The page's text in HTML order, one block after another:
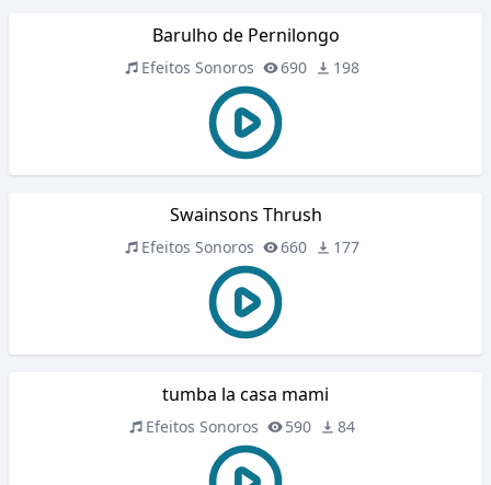
Barulho de Pernilongo
Efeitos Sonoros 690 198
Swainsons Thrush
Efeitos Sonoros 660 177
tumba la casa mami
Efeitos Sonoros 590 84